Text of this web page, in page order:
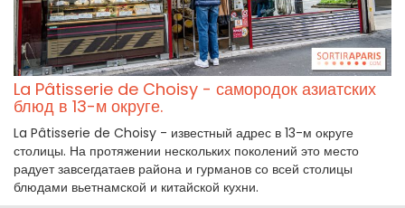
La Pâtisserie de Choisy - самородок азиатских
блюд в 13-м округе.
La Pâtisserie de Choisy - известный адрес в 13-м округе
столицы. На протяжении нескольких поколений это место
радует завсегдатаев района и гурманов со всей столицы
блюдами вьетнамской и китайской кухни.